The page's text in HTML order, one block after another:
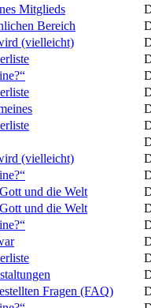
Mitglieds
Bereich
(vielleicht)
(vielleicht)
und die Welt
und die Welt
Fragen (FAQ)